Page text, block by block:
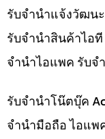
รับจํานําแจ้งวัฒน
รับจำนำสินค้าไอ
จำนำไอแพค รับจ
รับจำนำโน๊ตบุ๊ค
จำนำมือถือ ไอแพ